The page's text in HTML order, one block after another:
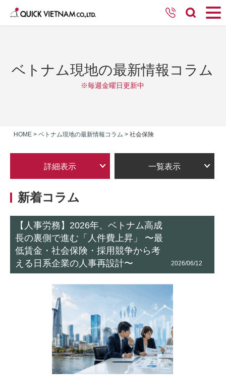
ベトナム現地の最新情報コラム
※毎週金曜日更新中
HOME > ベトナム現地の最新情報コラム > 社会保険
詳細表示 一覧表示
新着コラム
【人事労務】2026年、ベトナム高成
長の裏側で進む「人件費上昇」 〜最
低賃金・社会保険・採用競争から考
える日系企業の人事再設計〜
2026/06/12